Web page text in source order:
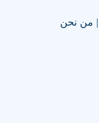
| من نحن